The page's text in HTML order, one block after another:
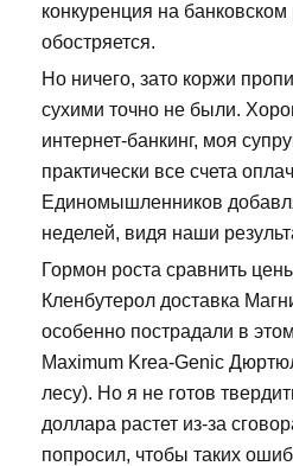
конкуренция на банковском
обостряется.
Но ничего, зато коржи
сухими точно не были.
интернет-банкинг, моя
практически все счета
Единомышленников
неделей, видя наши
Гормон роста сравнить
Кленбутерол доставка
особенно пострадали в
Maximum Krea-Genic
лесу). Но я не готов
доллара растет из-за
попросил, чтобы таких